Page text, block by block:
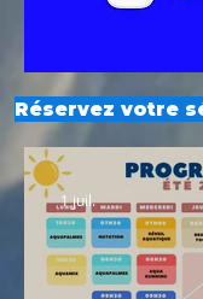
Réservez votre
1 juil.